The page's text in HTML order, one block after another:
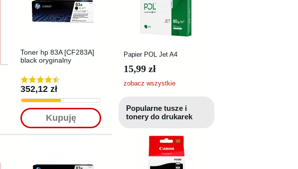
Toner hp 83A [CF283A]
black oryginalny
352,12 zł
Kupuję
Papier POL Jet A4
15,99 zł
zobacz wszystkie
Popularne tusze i
tonery do drukarek